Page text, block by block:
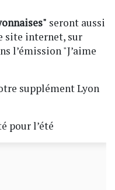
seront aussi
site internet, sur
l’émission "J’aime
supplément Lyon
pour l’été